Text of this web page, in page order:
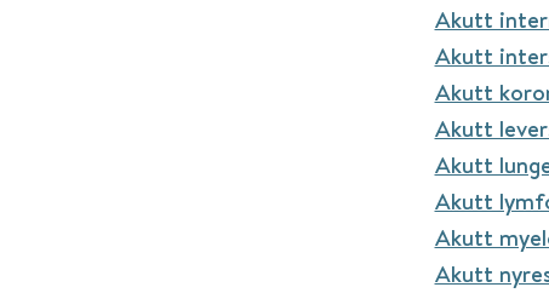
Akutt
Akutt
Akutt
Akutt
Akutt
Akutt
Akutt
Akutt